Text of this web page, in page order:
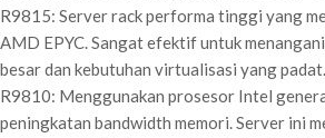
R9815: Server rack performa tinggi yang
AMD EPYC. Sangat efektif untuk
besar dan kebutuhan virtualisasi yang
R9810: Menggunakan prosesor Intel
peningkatan bandwidth memori. Server ini